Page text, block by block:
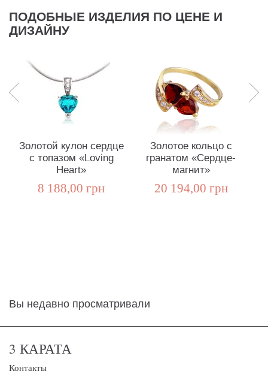
ПОДОБНЫЕ ИЗДЕЛИЯ ПО ЦЕНЕ И
ДИЗАЙНУ
Золотой кулон сердце
с топазом «Loving
Heart»
8 188,00 грн
Золотое кольцо с
гранатом «Сердце-
магнит»
20 194,00 грн
Вы недавно просматривали
3 КАРАТА
Контакты